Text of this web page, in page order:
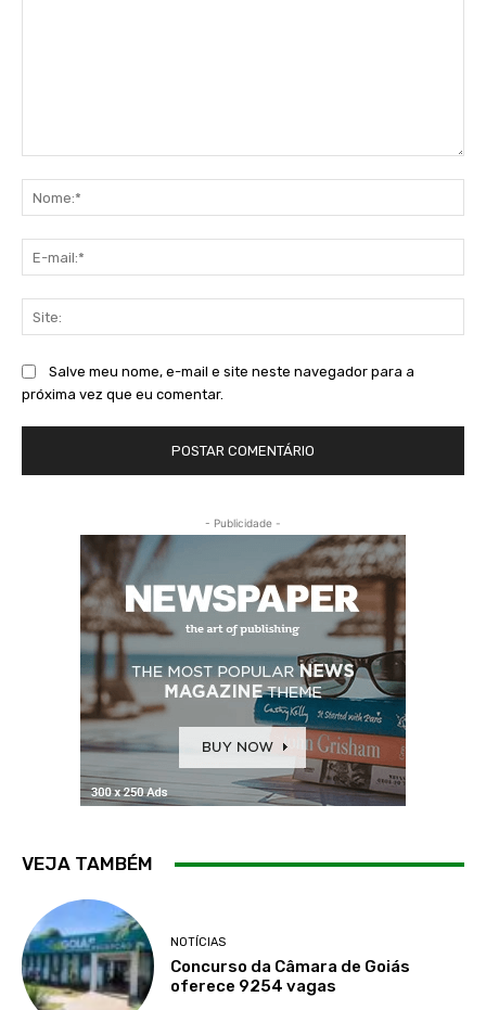
Salve meu nome, e-mail e site neste navegador para a
próxima vez que eu comentar.
- Publicidade -
VEJA TAMBÉM
NOTÍCIAS
Concurso da Câmara de Goiás
oferece 9254 vagas